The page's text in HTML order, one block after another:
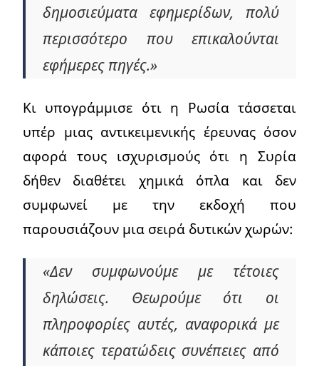
δημοσιεύματα εφημερίδων, πολύ
περισσότερο που επικαλούνται
εφήμερες πηγές.»
Κι υπογράμμισε ότι η Ρωσία τάσσεται
υπέρ μιας αντικειμενικής έρευνας όσον
αφορά τους ισχυρισμούς ότι η Συρία
δήθεν διαθέτει χημικά όπλα και δεν
συμφωνεί με την εκδοχή που
παρουσιάζουν μια σειρά δυτικών χωρών:
«Δεν συμφωνούμε με τέτοιες
δηλώσεις. Θεωρούμε ότι οι
πληροφορίες αυτές, αναφορικά με
κάποιες τερατώδεις συνέπειες από